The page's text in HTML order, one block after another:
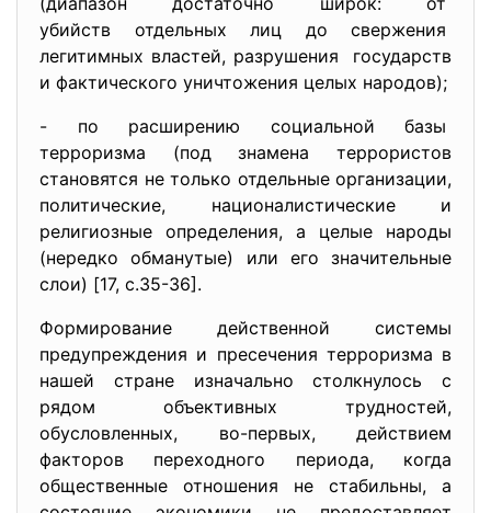
убийств отдельных лиц до свержения
легитимных властей, разрушения государств
и фактического уничтожения целых народов);
- по расширению социальной базы
терроризма (под знамена террористов
становятся не только отдельные организации,
политические, националистические и
религиозные определения, а целые народы
(нередко обманутые) или его значительные
слои) [17, с.35-36].
Формирование действенной системы
предупреждения и пресечения терроризма в
нашей стране изначально столкнулось с
рядом объективных трудностей,
обусловленных, во-первых, действием
факторов переходного периода, когда
общественные отношения не стабильны, а